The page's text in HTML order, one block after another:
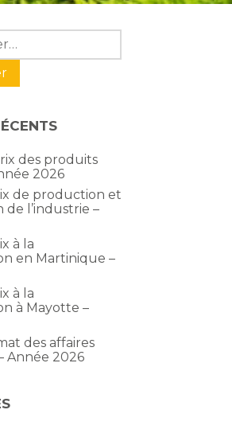
des produits
2026
de production et
de l’industrie –
à la
en Martinique –
à la
à Mayotte –
des affaires
Année 2026